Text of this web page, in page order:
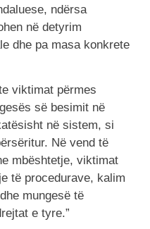
ndërsa
në detyrim
dhe pa masa konkrete
viktimat përmes
së besimit në
në sistem, si
Në vend të
mbështetje, viktimat
të procedurave, kalim
mungesë të
e tyre.”